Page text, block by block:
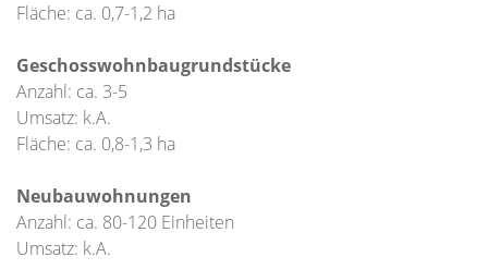
Fläche: ca. 0,7-1,2 ha
Geschosswohnbaugrundstücke
Anzahl: ca. 3-5
Umsatz: k.A.
Fläche: ca. 0,8-1,3 ha
Neubauwohnungen
Anzahl: ca. 80-120 Einheiten
Umsatz: k.A.